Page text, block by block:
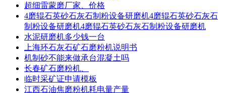
超细雷蒙磨厂家、价格
4磨辊石英砂石灰石制粉设备研磨机4磨辊石英砂石灰石
制粉设备研磨机4磨辊石英砂石灰石制粉设备研磨机
水泥研磨机多少钱一台
上海环石灰石矿石磨粉机说明书
机制砂不能来做承台混凝土吗
长春矿石磨粉机、
临时采矿证申请模板
江西石油焦磨粉机耗电量产量